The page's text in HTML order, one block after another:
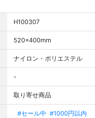
H100307
520×400mm
ナイロン・ポリエステル
-
取り寄せ商品
#セール中 #1000円以内